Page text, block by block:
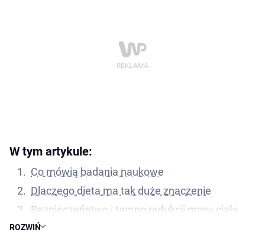
W tym artykule:
ROZWIŃ
Co mówią badania naukowe
Dlaczego dieta ma tak duże znaczenie
Bezpieczeństwo i tempo redukcji masy ciała
Remisja cukrzycy – nadzieja realna, ale